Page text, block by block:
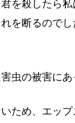
を殺したら
を断るのでし
虫の被害にあ
ため、エッ